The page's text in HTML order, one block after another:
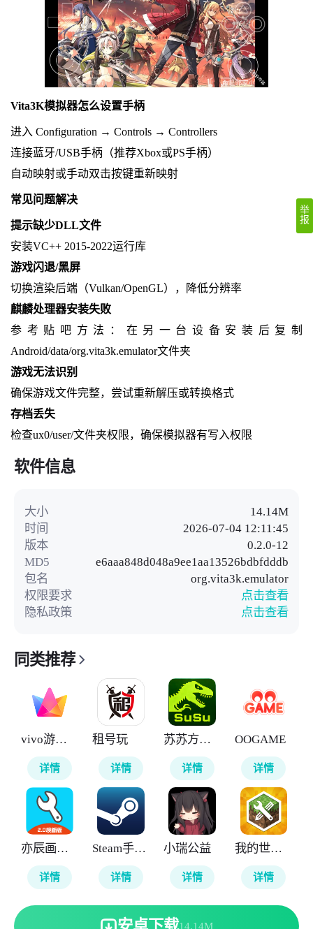
Vita3K模拟器怎么设置手柄
进入 Configuration → Controls → Controllers
连接蓝牙/USB手柄（推荐Xbox或PS手柄）
自动映射或手动双击按键重新映射
常见问题解决
提示缺少DLL文件
安装VC++ 2015-2022运行库
游戏闪退/黑屏
切换渲染后端（Vulkan/OpenGL），降低分辨率
麒麟处理器安装失败
参考贴吧方法：在另一台设备安装后复制
Android/data/org.vita3k.emulator文件夹
游戏无法识别
确保游戏文件完整，尝试重新解压或转换格式
存档丢失
检查ux0/user/文件夹权限，确保模拟器有写入权限
软件信息
大小
14.14M
时间
2026-07-04 12:11:45
版本
0.2.0-12
MD5
e6aaa848d048a9ee1aa13526bdbfdddb
包名
org.vita3k.emulator
权限要求
点击查看
隐私政策
点击查看
同类推荐
vivo游戏中心
详情
租号玩
详情
苏苏方舟盒子
详情
OOGAME
详情
亦辰画质助手
详情
Steam手机令牌
详情
小瑞公益
详情
我的世界MOD制作器
详情
14.14M
举
报